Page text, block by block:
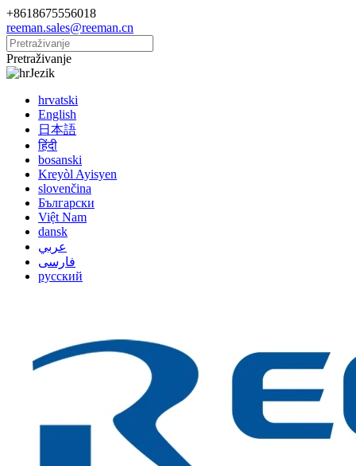
+8618675556018
reeman.sales@reeman.cn
Pretraživanje
Jezik
hrvatski
English
日本語
हिंदी
bosanski
Kreyòl Ayisyen
slovenčina
Български
Việt Nam
dansk
عربي
فارسی
русский